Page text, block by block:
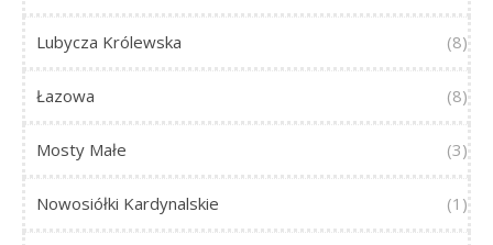
Lubycza Królewska (8)
Łazowa (8)
Mosty Małe (3)
Nowosiółki Kardynalskie (1)